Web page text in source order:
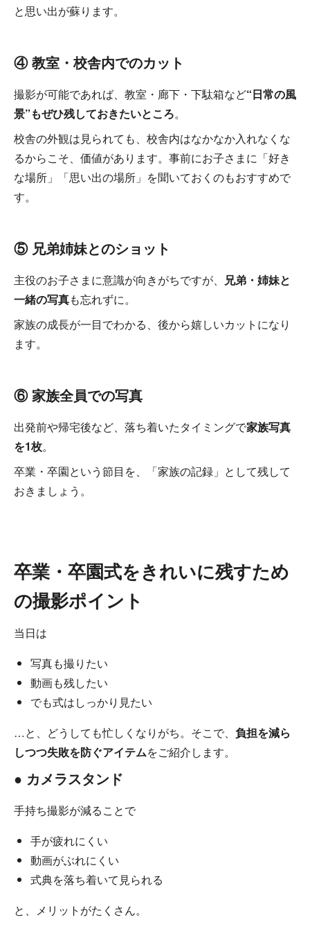
と思い出が蘇ります。
④ 教室・校舎内でのカット
撮影が可能であれば、教室・廊下・下駄箱など“日常の風
景”もぜひ残しておきたいところ。
校舎の外観は見られても、校舎内はなかなか入れなくな
るからこそ、価値があります。事前にお子さまに「好き
な場所」「思い出の場所」を聞いておくのもおすすめで
す。
⑤ 兄弟姉妹とのショット
主役のお子さまに意識が向きがちですが、 兄弟・姉妹と
一緒の写真も忘れずに。
家族の成長が一目でわかる、後から嬉しいカットになり
ます。
⑥ 家族全員での写真
出発前や帰宅後など、落ち着いたタイミングで家族写真
を1枚。
卒業・卒園という節目を、「家族の記録」として残して
おきましょう。
卒業・卒園式をきれいに残すため
の撮影ポイント
当日は
写真も撮りたい
動画も残したい
でも式はしっかり見たい
…と、どうしても忙しくなりがち。そこで、 負担を減ら
しつつ失敗を防ぐアイテムをご紹介します。
● カメラスタンド
手持ち撮影が減ることで
手が疲れにくい
動画がぶれにくい
式典を落ち着いて見られる
と、メリットがたくさん。